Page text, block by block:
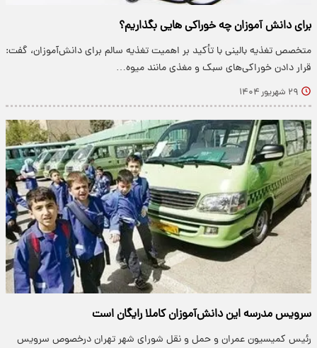
برای دانش ‌آموزان چه خوراکی هایی بگذاریم؟
متخصص تغذیه بالینی با تأکید بر اهمیت تغذیه سالم برای دانش‌آموزان، گفت:
قرار دادن خوراکی‌های سبک و مغذی مانند میوه…
۲۹ شهریور ۱۴۰۴
سرویس مدرسه این دانش‌آموزان کاملا رایگان است
رئیس کمیسیون عمران و حمل و نقل شورای شهر تهران درخصوص سرویس